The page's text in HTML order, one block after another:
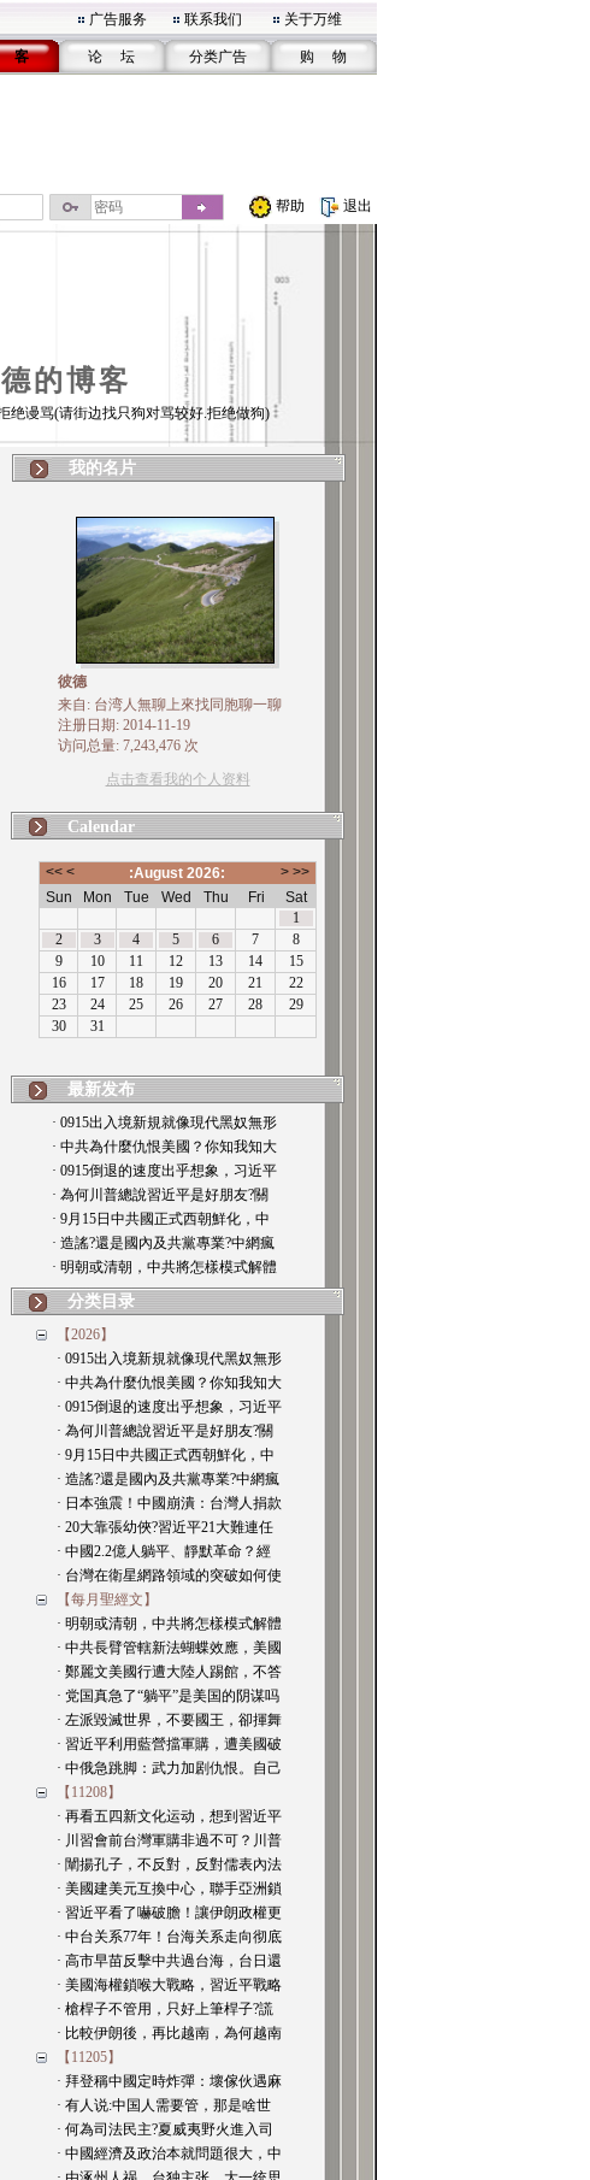
广告服务 联系我们 关于万维
客 论 坛 分类广告 购 物
帮助 退出
的博客
绝谩骂(请街边找只狗对骂较好.拒绝做狗)
我的名片
彼德
来自: 台湾人無聊上來找同胞聊一聊
注册日期: 2014-11-19
访问总量: 7,243,476 次
点击查看我的个人资料
Calendar
最新发布
· 0915出入境新規就像現代黑奴無形
· 中共為什麼仇恨美國？你知我知大
· 0915倒退的速度出乎想象，习近平
· 為何川普總說習近平是好朋友?關
· 9月15日中共國正式西朝鮮化，中
· 造謠?還是國內及共黨專業?中網瘋
· 明朝或清朝，中共將怎樣模式解體
分类目录
【2026】
· 0915出入境新規就像現代黑奴無形
· 中共為什麼仇恨美國？你知我知大
· 0915倒退的速度出乎想象，习近平
· 為何川普總說習近平是好朋友?關
· 9月15日中共國正式西朝鮮化，中
· 造謠?還是國內及共黨專業?中網瘋
· 日本強震！中國崩潰：台灣人捐款
· 20大靠張幼俠?習近平21大難連任
· 中國2.2億人躺平、靜默革命？經
· 台灣在衛星網路領域的突破如何使
【每月聖經文】
· 明朝或清朝，中共將怎樣模式解體
· 中共長臂管轄新法蝴蝶效應，美國
· 鄭麗文美國行遭大陸人踢館，不答
· 党国真急了“躺平”是美国的阴谋吗
· 左派毀滅世界，不要國王，卻揮舞
· 習近平利用藍營擋軍購，遭美國破
· 中俄急跳脚：武力加剧仇恨。自己
【11208】
· 再看五四新文化运动，想到習近平
· 川習會前台灣軍購非過不可？川普
· 闡揚孔子，不反對，反對儒表內法
· 美國建美元互換中心，聯手亞洲鎖
· 習近平看了嚇破膽！讓伊朗政權更
· 中台关系77年！台海关系走向彻底
· 高市早苗反擊中共過台海，台日還
· 美國海權鎖喉大戰略，習近平戰略
· 槍桿子不管用，只好上筆桿子?謊
· 比較伊朗後，再比越南，為何越南
【11205】
· 拜登稱中國定時炸彈：壞傢伙遇麻
· 有人说:中国人需要管，那是啥世
· 何為司法民主?夏威夷野火進入司
· 中國經濟及政治本就問題很大，中